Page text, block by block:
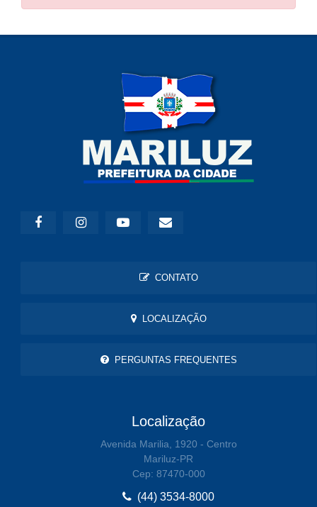
CONTATO
LOCALIZAÇÃO
PERGUNTAS FREQUENTES
Localização
Avenida Marilia, 1920 - Centro
Mariluz-PR
Cep: 87470-000
(44) 3534-8000